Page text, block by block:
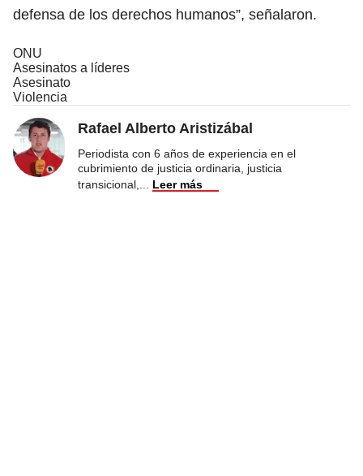
defensa de los derechos humanos”, señalaron.
ONU
Asesinatos a líderes
Asesinato
Violencia
Rafael Alberto Aristizábal
Periodista con 6 años de experiencia en el
cubrimiento de justicia ordinaria, justicia
transicional,
Leer más